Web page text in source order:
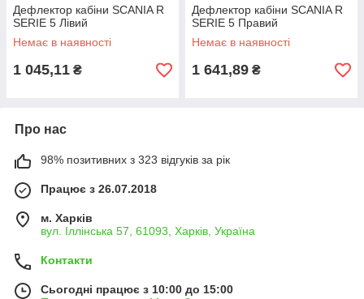
Дефлектор кабіни SCANIA R
SERIE 5 Лівий
Немає в наявності
1 045,11 ₴
Дефлектор кабіни SCANIA R
SERIE 5 Правий
Немає в наявності
1 641,89 ₴
Про нас
98% позитивних з 323 відгуків за рік
Працює з 26.07.2018
м. Харків
вул. Іллінська 57, 61093, Харків, Україна
Контакти
Сьогодні працює з 10:00 до 15:00